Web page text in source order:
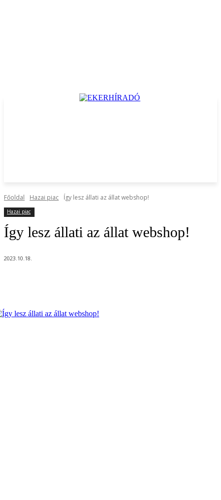
Főoldal Hazai piac Így lesz állati az állat webshop!
Hazai piac
Így lesz állati az állat webshop!
2023.10.18.